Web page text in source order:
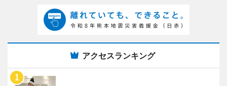
アクセスランキング